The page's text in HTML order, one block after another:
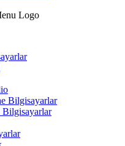
Bilgisayarlar
Bilgisayarlar